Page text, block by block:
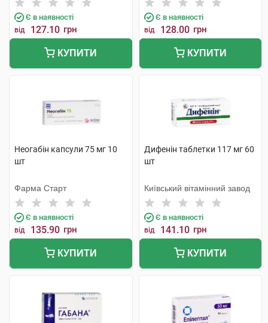
Є в наявності
від 127.10 грн
КУПИТИ
Є в наявності
від 128.00 грн
КУПИТИ
Неогабін капсули 75 мг 10
шт
Фарма Старт
Є в наявності
від 135.90 грн
КУПИТИ
Дифенін таблетки 117 мг 60
шт
Київський вітамінний завод
Є в наявності
від 141.10 грн
КУПИТИ